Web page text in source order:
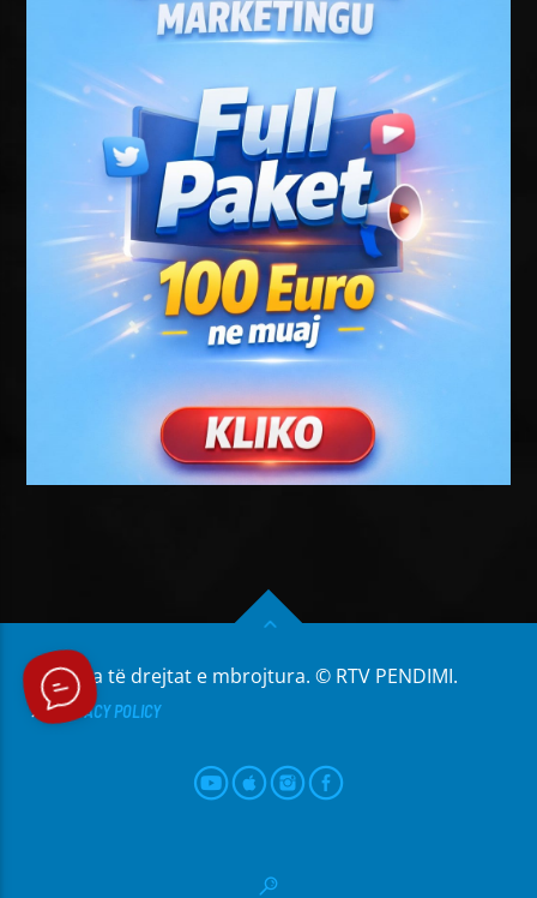
Të gjitha të drejtat e mbrojtura. © RTV PENDIMI.
PRIVACY POLICY